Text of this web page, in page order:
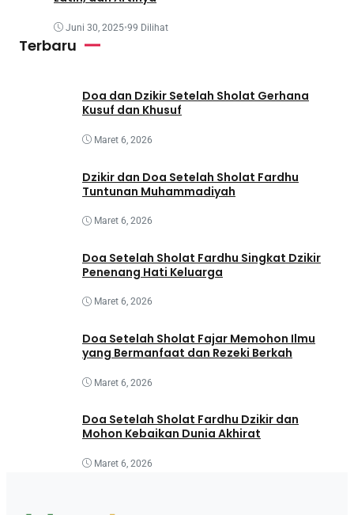
Juni 30, 2025•99 Dilihat
Terbaru
Doa dan Dzikir Setelah Sholat Gerhana
Kusuf dan Khusuf
Maret 6, 2026
Dzikir dan Doa Setelah Sholat Fardhu
Tuntunan Muhammadiyah
Maret 6, 2026
Doa Setelah Sholat Fardhu Singkat Dzikir
Penenang Hati Keluarga
Maret 6, 2026
Doa Setelah Sholat Fajar Memohon Ilmu
yang Bermanfaat dan Rezeki Berkah
Maret 6, 2026
Doa Setelah Sholat Fardhu Dzikir dan
Mohon Kebaikan Dunia Akhirat
Maret 6, 2026